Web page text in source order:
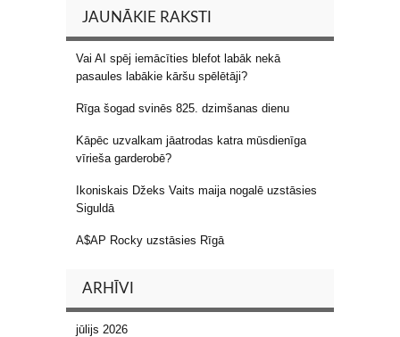
JAUNĀKIE RAKSTI
Vai AI spēj iemācīties blefot labāk nekā
pasaules labākie kāršu spēlētāji?
Rīga šogad svinēs 825. dzimšanas dienu
Kāpēc uzvalkam jāatrodas katra mūsdienīga
vīrieša garderobē?
Ikoniskais Džeks Vaits maija nogalē uzstāsies
Siguldā
A$AP Rocky uzstāsies Rīgā
ARHĪVI
jūlijs 2026